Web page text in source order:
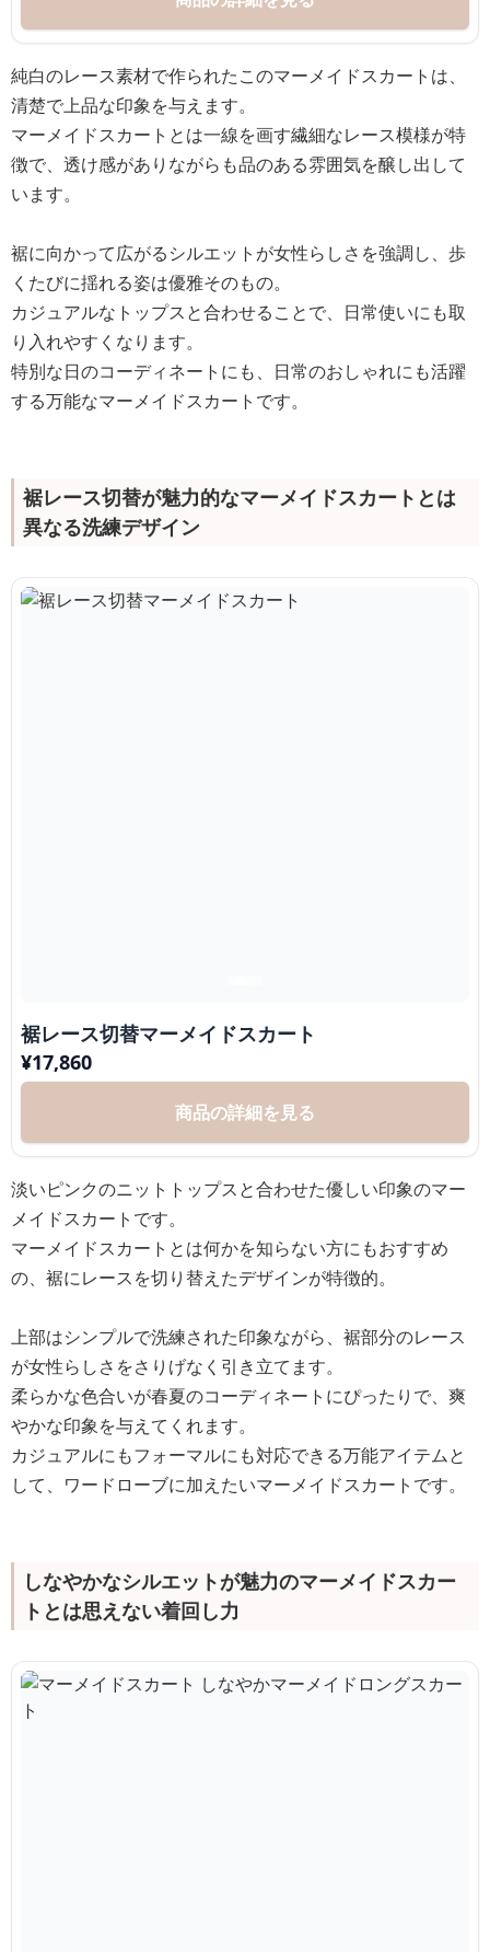
純白のレース素材で作られたこのマーメイドスカートは、
清楚で上品な印象を与えます。
マーメイドスカートとは一線を画す繊細なレース模様が特
徴で、透け感がありながらも品のある雰囲気を醸し出して
います。
裾に向かって広がるシルエットが女性らしさを強調し、歩
くたびに揺れる姿は優雅そのもの。
カジュアルなトップスと合わせることで、日常使いにも取
り入れやすくなります。
特別な日のコーディネートにも、日常のおしゃれにも活躍
する万能なマーメイドスカートです。
裾レース切替が魅力的なマーメイドスカートとは
異なる洗練デザイン
裾レース切替マーメイドスカート
¥17,860
商品の詳細を見る
淡いピンクのニットトップスと合わせた優しい印象のマー
メイドスカートです。
マーメイドスカートとは何かを知らない方にもおすすめ
の、裾にレースを切り替えたデザインが特徴的。
上部はシンプルで洗練された印象ながら、裾部分のレース
が女性らしさをさりげなく引き立てます。
柔らかな色合いが春夏のコーディネートにぴったりで、爽
やかな印象を与えてくれます。
カジュアルにもフォーマルにも対応できる万能アイテムと
して、ワードローブに加えたいマーメイドスカートです。
しなやかなシルエットが魅力のマーメイドスカー
トとは思えない着回し力